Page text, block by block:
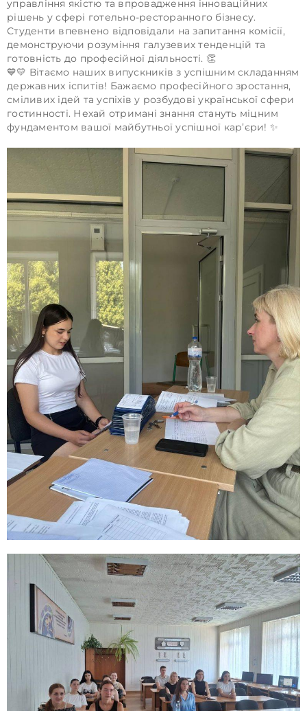
управління якістю та впровадження інноваційних
рішень у сфері готельно-ресторанного бізнесу.
Студенти впевнено відповідали на запитання комісії,
демонструючи розуміння галузевих тенденцій та
готовність до професійної діяльності. 👏
💙💛 Вітаємо наших випускників з успішним складанням
державних іспитів! Бажаємо професійного зростання,
сміливих ідей та успіхів у розбудові української сфери
гостинності. Нехай отримані знання стануть міцним
фундаментом вашої майбутньої успішної кар’єри! ✨